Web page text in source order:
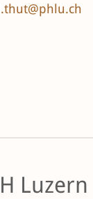
Luzern